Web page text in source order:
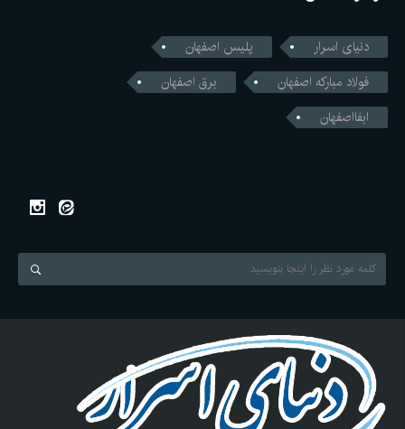
دنیای اسرار
پلیس اصفهان
فولاد مبارکه اصفهان
برق اصفهان
ابفااصفهان